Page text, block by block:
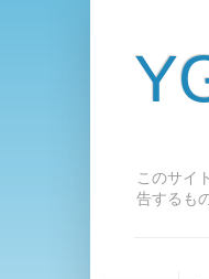
このサイ
告するも